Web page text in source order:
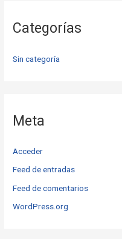
Categorías
Sin categoría
Meta
Acceder
Feed de entradas
Feed de comentarios
WordPress.org